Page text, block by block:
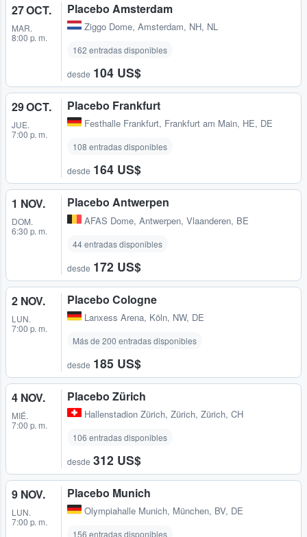
27 OCT.
MAR.
8:00 p. m.
Placebo Amsterdam
Ziggo Dome, Amsterdam, NH, NL
162 entradas disponibles
desde 104 US$
29 OCT.
JUE.
7:00 p. m.
Placebo Frankfurt
Festhalle Frankfurt, Frankfurt am Main, HE, DE
108 entradas disponibles
desde 164 US$
1 NOV.
DOM.
6:30 p. m.
Placebo Antwerpen
AFAS Dome, Antwerpen, Vlaanderen, BE
44 entradas disponibles
desde 172 US$
2 NOV.
LUN.
7:00 p. m.
Placebo Cologne
Lanxess Arena, Köln, NW, DE
Más de 200 entradas disponibles
desde 185 US$
4 NOV.
MIÉ.
7:00 p. m.
Placebo Zürich
Hallenstadion Zürich, Zürich, Zürich, CH
106 entradas disponibles
desde 312 US$
9 NOV.
LUN.
7:00 p. m.
Placebo Munich
Olympiahalle Munich, München, BV, DE
156 entradas disponibles